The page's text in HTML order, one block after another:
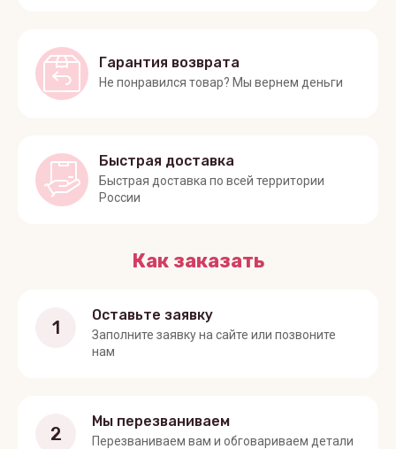
Гарантия возврата
Не понравился товар? Мы вернем деньги
Быстрая доставка
Быстрая доставка по всей территории
России
Как заказать
1
Оставьте заявку
Заполните заявку на сайте или позвоните
нам
2
Мы перезваниваем
Перезваниваем вам и обговариваем детали